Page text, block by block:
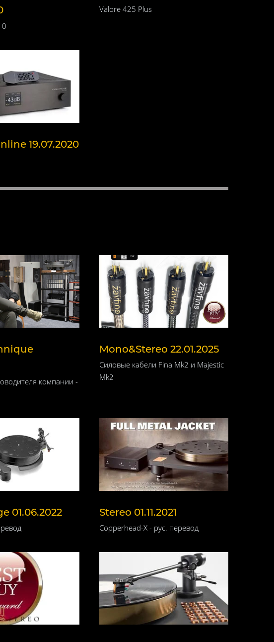
Valore 425 Plus
19.07.2020
компании -
Mono&Stereo 22.01.2025
Силовые кабели Fina Mk2 и Majestic
Mk2
01.06.2022 Stereo 01.11.2021
Copperhead-X - рус. перевод